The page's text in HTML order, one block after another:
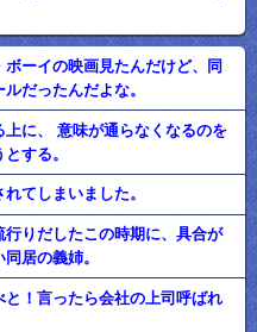
ーイの映画見たんだけど、同
だったんだよな。
に、 意味が通らなくなるのを
する。
てしまいました。
りだしたこの時期に、具合が
居の義姉。
！言ったら会社の上司呼ばれ